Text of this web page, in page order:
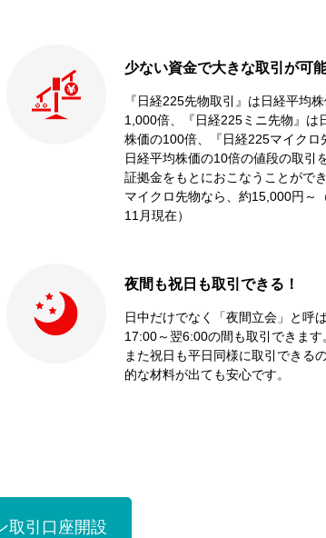
少ない資金で大きな取引が可
『日経225先物取引』は日経平均
1,000倍、『日経225ミニ先物』は
株価の100倍、『日経225マイクロ
日経平均株価の10倍の値段の取引
証拠金をもとにおこなうことがで
マイクロ先物なら、約15,000円～
11月現在）
夜間も祝日も取引できる！
日中だけでなく「夜間立会」と呼
17:00～翌6:00の間も取引できます
また祝日も平日同様に取引できる
的な材料が出ても安心です。
取引口座開設